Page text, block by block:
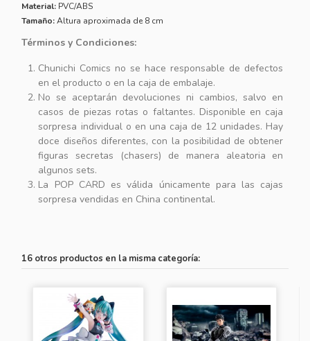
Material: PVC/ABS
Tamaño:Altura aproximada de 8 cm
Términos y Condiciones:
Chunichi Comics no se hace responsable de defectos
en el producto o en la caja de embalaje.
No se aceptarán devoluciones ni cambios, salvo en
casos de piezas rotas o faltantes. Disponible en caja
sorpresa individual o en una caja de 12 unidades. Hay
doce diseños diferentes, con la posibilidad de obtener
figuras secretas (chasers) de manera aleatoria en
algunos sets.
La POP CARD es válida únicamente para las cajas
sorpresa vendidas en China continental.
16 otros productos en la misma categoría: